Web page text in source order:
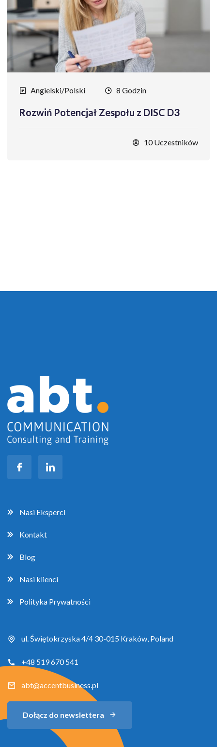
Angielski/Polski 8 Godzin
Rozwiń Potencjał Zespołu z DISC D3
10 Uczestników
Nasi Eksperci
Kontakt
Blog
Nasi klienci
Polityka Prywatności
ul. Świętokrzyska 4/4 30-015 Kraków, Poland
+48 519 670 541
abt@accentbusiness.pl
Dołącz do newslettera